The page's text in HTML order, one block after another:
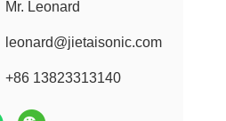
Mr. Leonard
leonard@jietaisonic.com
+86 13823313140